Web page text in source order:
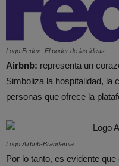
Logo Fedex- El poder de las ideas
Airbnb: representa un
Simboliza la hospitalidad, la
personas que ofrece la
Logo Airbnb-Brandemia
Por lo tanto, es evidente